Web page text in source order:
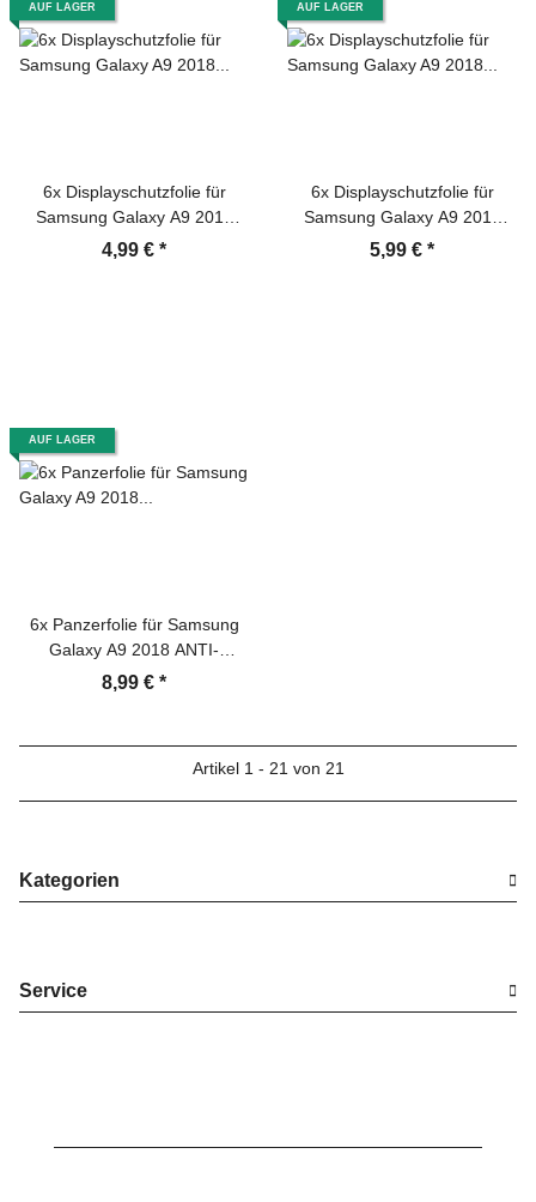
AUF LAGER
6x Displayschutzfolie für
Samsung Galaxy A9 2018
Schutzfolie ANTI-REFLEX
4,99 € *
AUF LAGER
6x Displayschutzfolie für
Samsung Galaxy A9 2018
Schutzfolie Folie HD KLAR
5,99 € *
AUF LAGER
6x Panzerfolie für Samsung
Galaxy A9 2018 ANTI-
SCHOCK Displayschutzfolie
8,99 € *
Artikel 1 - 21 von 21
Kategorien
Service